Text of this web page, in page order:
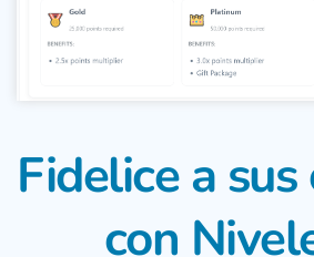
Fidelice a
con